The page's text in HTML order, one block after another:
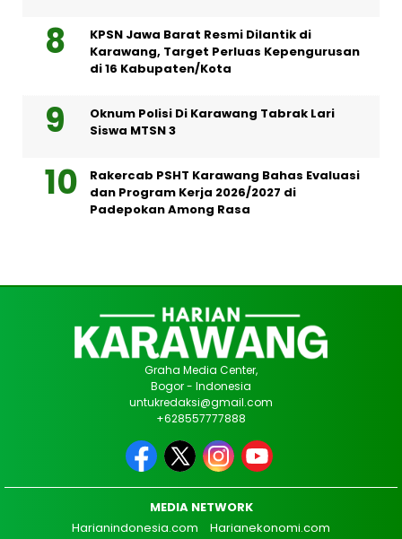
KPSN Jawa Barat Resmi Dilantik di
Karawang, Target Perluas Kepengurusan
di 16 Kabupaten/Kota
Oknum Polisi Di Karawang Tabrak Lari
Siswa MTSN 3
Rakercab PSHT Karawang Bahas Evaluasi
dan Program Kerja 2026/2027 di
Padepokan Among Rasa
Graha Media Center,
Bogor - Indonesia
untukredaksi@gmail.com
+628557777888
MEDIA NETWORK
Harianindonesia.com
Harianekonomi.com